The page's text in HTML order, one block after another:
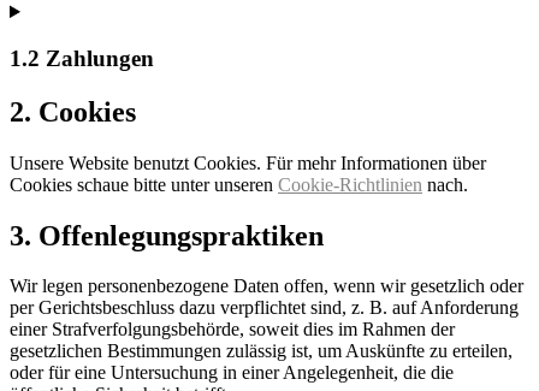
1.2 Zahlungen
2. Cookies
Unsere Website benutzt Cookies. Für mehr Informationen über
Cookies schaue bitte unter unseren Cookie-Richtlinien nach.
3. Offenlegungspraktiken
Wir legen personenbezogene Daten offen, wenn wir gesetzlich oder
per Gerichtsbeschluss dazu verpflichtet sind, z. B. auf Anforderung
einer Strafverfolgungsbehörde, soweit dies im Rahmen der
gesetzlichen Bestimmungen zulässig ist, um Auskünfte zu erteilen,
oder für eine Untersuchung in einer Angelegenheit, die die